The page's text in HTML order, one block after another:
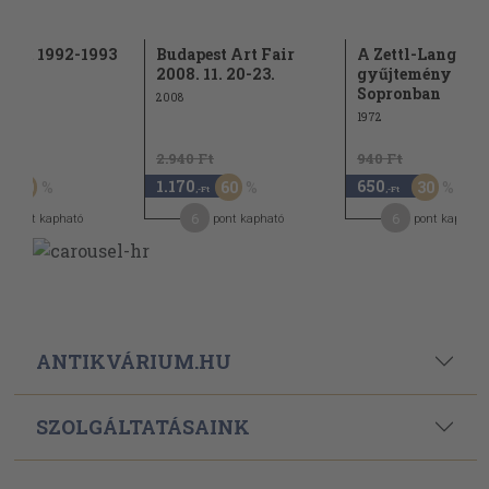
1992-1993
50
pont kapható
Budapest Art Fair
2008. 11. 20-23.
2008
2.940 Ft
1.170 ,-Ft 60
pont kapható
A Zettl-Langer
gyűjtemény
Sopronban
1972
940 Ft
650 ,-Ft 30
pont kapható
ANTIKVÁRIUM.HU
SZOLGÁLTATÁSAINK